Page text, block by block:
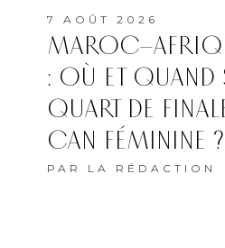
7 AOÛT 2026
: OÙ ET QUAND
QUART DE
CAN FÉMININE ?
PAR LA RÉDACTION